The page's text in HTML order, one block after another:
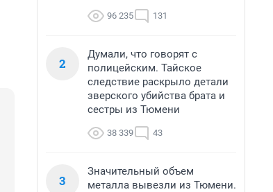
96 235 131
2
Думали, что говорят с
полицейским. Тайское
следствие раскрыло детали
зверского убийства брата и
сестры из Тюмени
38 339 43
3
Значительный объем
металла вывезли из Тюмени.